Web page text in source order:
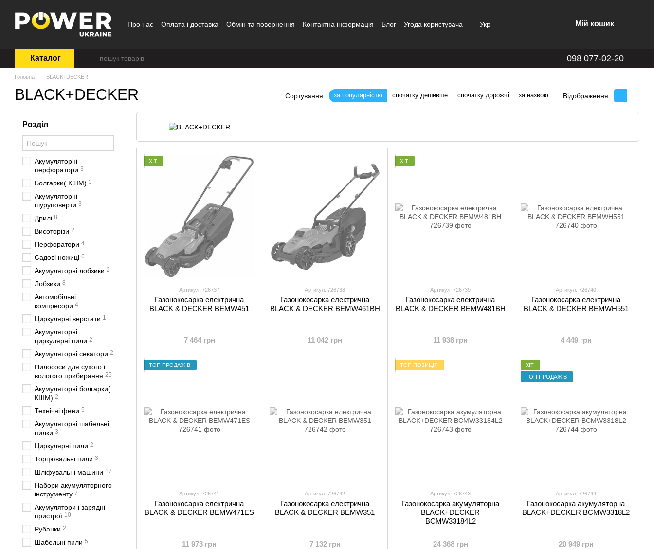
Про нас Оплата і доставка Обмін та повернення Контактна інформація Блог Угода користувача Укр Мій кошик
Каталог 098 077-02-20
Головна BLACK+DECKER
BLACK+DECKER Сортування: за популярністю спочатку дешевше спочатку дорожчі за назвою Відображення:
ХІТ
Артикул: 726737
Газонокосарка електрична
BLACK & DECKER BEMW451
7 464 грн
Артикул: 726738
Газонокосарка електрична
BLACK & DECKER BEMW461BH
11 042 грн
ХІТ
Артикул: 726739
Газонокосарка електрична
BLACK & DECKER BEMW481BH
11 938 грн
Артикул: 726740
Газонокосарка електрична
BLACK & DECKER BEMWH551
4 449 грн
ТОП ПРОДАЖІВ
Артикул: 726741
Газонокосарка електрична
BLACK & DECKER BEMW471ES
11 973 грн
Артикул: 726742
Газонокосарка електрична
BLACK & DECKER BEMW351
7 132 грн
ТОП ПОЗИЦІЯ
Артикул: 726743
Газонокосарка акумуляторна
BLACK+DECKER
BCMW33184L2
24 368 грн
ХІТ
ТОП ПРОДАЖІВ
Артикул: 726744
Газонокосарка акумуляторна
BLACK+DECKER BCMW3318L2
20 949 грн
Розділ
Акумуляторні
перфоратори 3
Болгарки( КШМ) 3
Акумуляторні
шуруповерти 3
Дрилі 8
Висоторізи 2
Перфоратори 4
Садові ножиці 6
Акумуляторні лобзики 2
Лобзики 8
Автомобільні
компресори 4
Циркулярні верстати 1
Акумуляторні
циркулярні пили 2
Акумуляторні секатори 2
Пилососи для сухого і
вологого прибирання 25
Акумуляторні болгарки(
КШМ) 2
Технічні фени 5
Акумуляторні шабельні
пилки 3
Циркулярні пили 2
Торцювальні пили 3
Шліфувальні машини 17
Набори акумуляторного
інструменту 7
Акумулятори і зарядні
пристрої 10
Рубанки 2
Шабельні пили 5